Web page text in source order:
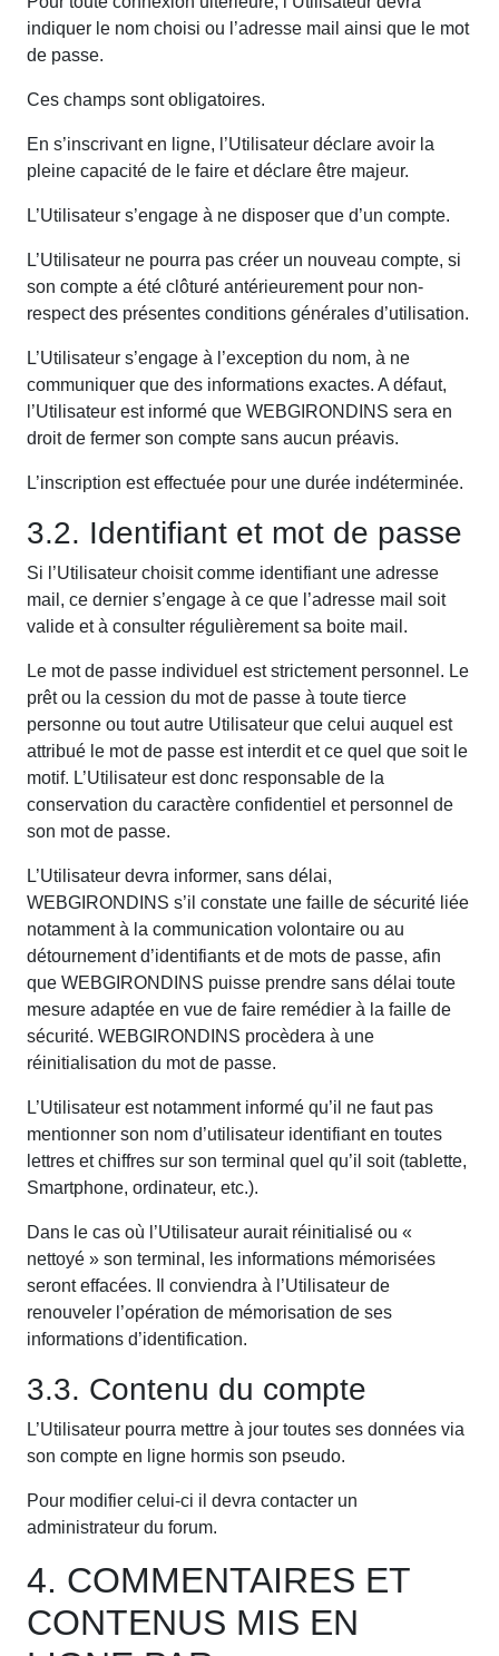
indiquer le nom choisi ou l’adresse mail ainsi que le mot
de passe.
Ces champs sont obligatoires.
En s’inscrivant en ligne, l’Utilisateur déclare avoir la
pleine capacité de le faire et déclare être majeur.
L’Utilisateur s’engage à ne disposer que d’un compte.
L’Utilisateur ne pourra pas créer un nouveau compte, si
son compte a été clôturé antérieurement pour non-
respect des présentes conditions générales d’utilisation.
L’Utilisateur s’engage à l’exception du nom, à ne
communiquer que des informations exactes. A défaut,
l’Utilisateur est informé que WEBGIRONDINS sera en
droit de fermer son compte sans aucun préavis.
L’inscription est effectuée pour une durée indéterminée.
3.2. Identifiant et mot de passe
Si l’Utilisateur choisit comme identifiant une adresse
mail, ce dernier s’engage à ce que l’adresse mail soit
valide et à consulter régulièrement sa boite mail.
Le mot de passe individuel est strictement personnel. Le
prêt ou la cession du mot de passe à toute tierce
personne ou tout autre Utilisateur que celui auquel est
attribué le mot de passe est interdit et ce quel que soit le
motif. L’Utilisateur est donc responsable de la
conservation du caractère confidentiel et personnel de
son mot de passe.
L’Utilisateur devra informer, sans délai,
WEBGIRONDINS s’il constate une faille de sécurité liée
notamment à la communication volontaire ou au
détournement d’identifiants et de mots de passe, afin
que WEBGIRONDINS puisse prendre sans délai toute
mesure adaptée en vue de faire remédier à la faille de
sécurité. WEBGIRONDINS procèdera à une
réinitialisation du mot de passe.
L’Utilisateur est notamment informé qu’il ne faut pas
mentionner son nom d’utilisateur identifiant en toutes
lettres et chiffres sur son terminal quel qu’il soit (tablette,
Smartphone, ordinateur, etc.).
Dans le cas où l’Utilisateur aurait réinitialisé ou «
nettoyé » son terminal, les informations mémorisées
seront effacées. Il conviendra à l’Utilisateur de
renouveler l’opération de mémorisation de ses
informations d’identification.
3.3. Contenu du compte
L’Utilisateur pourra mettre à jour toutes ses données via
son compte en ligne hormis son pseudo.
Pour modifier celui-ci il devra contacter un
administrateur du forum.
4. COMMENTAIRES ET
CONTENUS MIS EN